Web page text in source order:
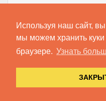
Используя наш сайт,
мы можем хранить
браузере. Узнать
Copyright © Компания